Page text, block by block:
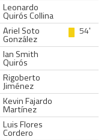
Leonardo
Quirós Collina
Ariel Soto
González
54'
Ian Smith
Quirós
Rigoberto
Jiménez
Kevin Fajardo
Martínez
Luis Flores
Cordero